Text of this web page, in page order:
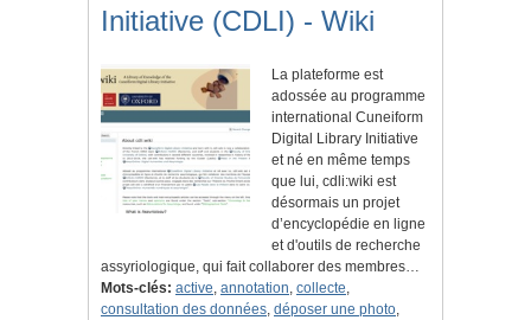
Initiative (CDLI) - Wiki
La plateforme est
adossée au programme
international Cuneiform
Digital Library Initiative
et né en même temps
que lui, cdli:wiki est
désormais un projet
d’encyclopédie en ligne
et d'outils de recherche
assyriologique, qui fait collaborer des membres…
Mots-clés: active, annotation, collecte,
consultation des données, déposer une photo,